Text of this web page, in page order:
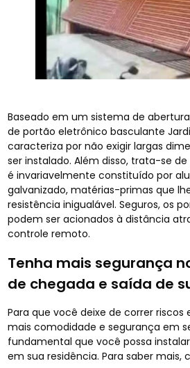
Baseado em um sistema de
de portão eletrônico basculante
caracteriza por não exigir largas
ser instalado. Além disso, trata-se
é invariavelmente constituído por
galvanizado, matérias-primas que
resistência inigualável. Seguros, os
podem ser acionados à distância
controle remoto.
Tenha mais segurança
de chegada e saída de
Para que você deixe de correr
mais comodidade e segurança em
fundamental que você possa
em sua residência. Para saber mais,